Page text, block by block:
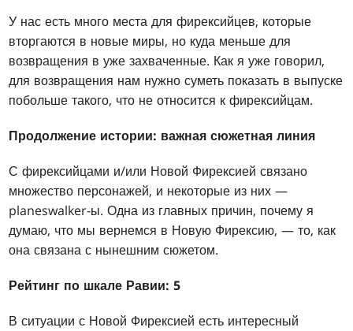
У нас есть много места для фирексийцев, которые
вторгаются в новые миры, но куда меньше для
возвращения в уже захваченные. Как я уже говорил,
для возвращения нам нужно суметь показать в выпуске
побольше такого, что не относится к фирексийцам.
Продолжение истории: важная сюжетная линия
С фирексийцами и/или Новой Фирексией связано
множество персонажей, и некоторые из них —
planeswalker-ы. Одна из главных причин, почему я
думаю, что мы вернемся в Новую Фирексию, — то, как
она связана с нынешним сюжетом.
Рейтинг по шкале Равии: 5
В ситуации с Новой Фирексией есть интересный